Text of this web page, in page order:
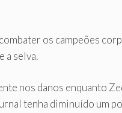
os campeões
a selva.
nos danos enquanto
tenha diminuído um